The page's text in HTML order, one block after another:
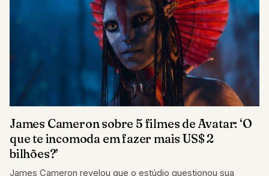
James Cameron sobre 5 filmes de Avatar: ‘O
que te incomoda em fazer mais US$ 2
bilhões?’
James Cameron revelou que o estúdio questionou sua